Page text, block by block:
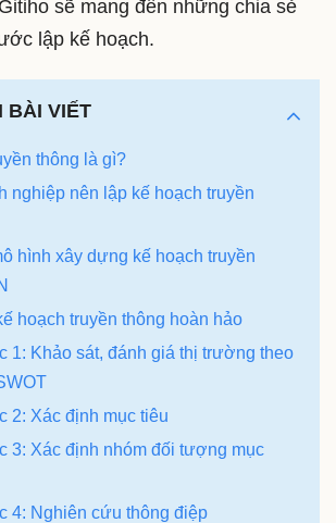
sẽ mang đến những chia sẻ
lập kế hoạch.
BÀI VIẾT
thông là gì?
nghiệp nên lập kế hoạch truyền
hình xây dựng kế hoạch truyền
hoạch truyền thông hoàn hảo
1: Khảo sát, đánh giá thị trường theo
2: Xác định mục tiêu
3: Xác định nhóm đối tượng mục
4: Nghiên cứu thông điệp